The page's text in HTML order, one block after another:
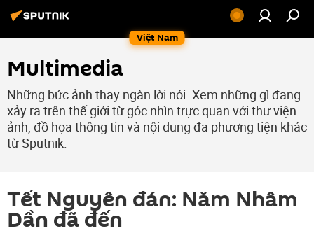
Việt Nam
Multimedia
Những bức ảnh thay ngàn lời nói. Xem những gì đang
xảy ra trên thế giới từ góc nhìn trực quan với thư viện
ảnh, đồ họa thông tin và nội dung đa phương tiện khác
từ Sputnik.
Tết Nguyên đán: Năm Nhâm
Dần đã đến